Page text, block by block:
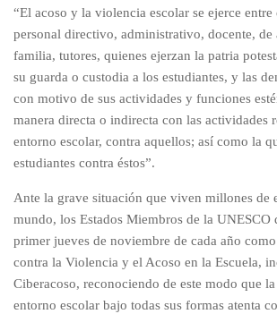
“El acoso y la violencia escolar se ejerce entre
personal directivo, administrativo, docente, de
familia, tutores, quienes ejerzan la patria
su guarda o custodia a los estudiantes, y las
con motivo de sus actividades y funciones
manera directa o indirecta con las actividades
entorno escolar, contra aquellos; así como la
estudiantes contra éstos”.
Ante la grave situación que viven millones de
mundo, los Estados Miembros de la UNESCO
primer jueves de noviembre de cada año
contra la Violencia y el Acoso en la Escuela,
Ciberacoso, reconociendo de este modo que
entorno escolar bajo todas sus formas atenta